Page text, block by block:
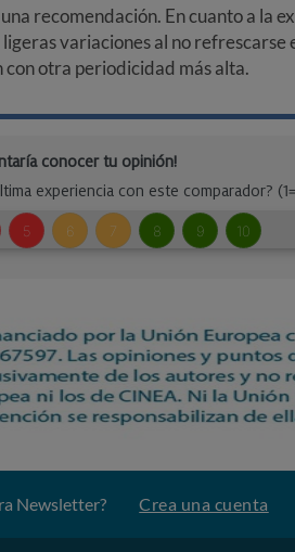
recomendación. En cuanto a la
variaciones al no refrescarse
con otra periodicidad más alta.
Newsletter? Crea una cuenta